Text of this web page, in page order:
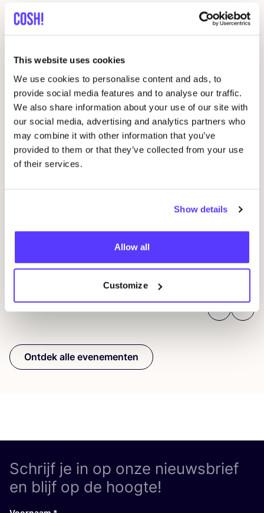
This website uses cookies
We use cookies to personalise content and ads, to
provide social media features and to analyse our traffic.
We also share information about your use of our site with
our social media, advertising and analytics partners who
may combine it with other information that you’ve
provided to them or that they’ve collected from your use
of their services.
Show details
Allow all
Customize
14 AUG
WorkshopRED
Workshop
07
Previous
Next
Ontdek alle evenementen
Schrijf je in op onze nieuwsbrief
en blijf op de hoogte!